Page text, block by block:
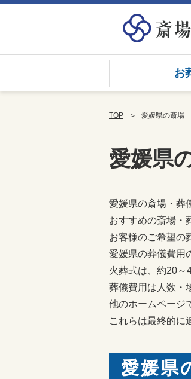
お
TOP 愛媛県の斎場
愛媛県
愛媛県の斎場・葬
おすすめの斎場・
お客様のご希望の
愛媛県の葬儀費用
火葬式は、約20～
葬儀費用は人数・
他のホームページ
これらは最終的に
愛媛県